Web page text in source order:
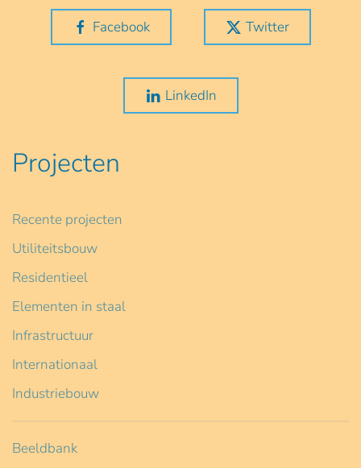
Facebook Twitter
LinkedIn
Projecten
Recente projecten
Utiliteitsbouw
Residentieel
Elementen in staal
Infrastructuur
Internationaal
Industriebouw
Beeldbank